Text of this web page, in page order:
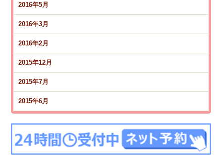
2016年5月
2016年3月
2016年2月
2015年12月
2015年7月
2015年6月